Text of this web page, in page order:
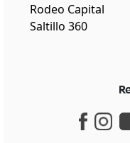
Rodeo Capital
Saltillo 360